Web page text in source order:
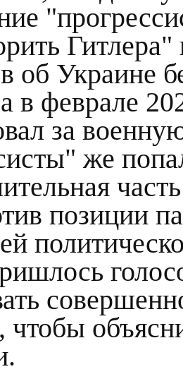
об Украине
в феврале
за
же
позиции
чтобы